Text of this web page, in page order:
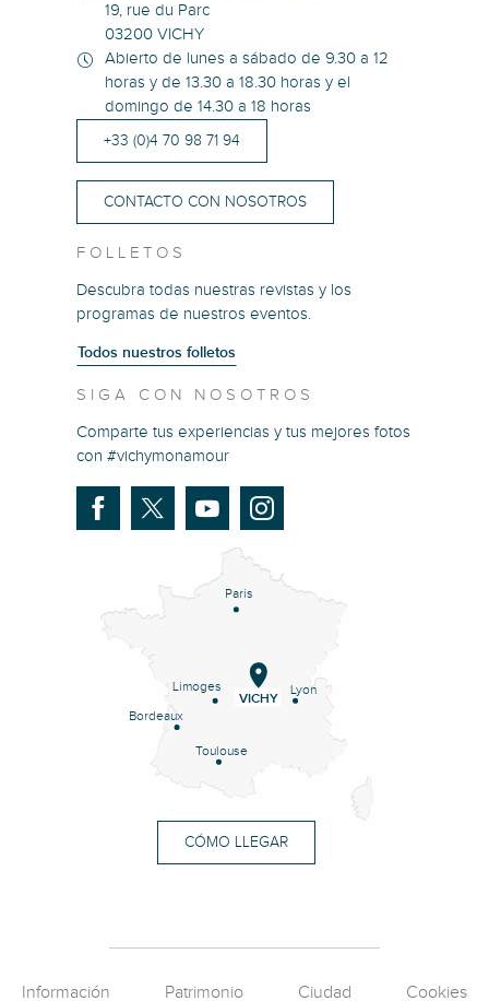
19, rue du Parc
03200 VICHY
Abierto de lunes a sábado de 9.30 a 12
horas y de 13.30 a 18.30 horas y el
domingo de 14.30 a 18 horas
+33 (0)4 70 98 71 94
CONTACTO CON NOSOTROS
FOLLETOS
Descubra todas nuestras revistas y los
programas de nuestros eventos.
Todos nuestros folletos
SIGA CON NOSOTROS
Comparte tus experiencias y tus mejores fotos
con #vichymonamour
Paris
Lyon
Limoges
Bordeaux
Toulouse
VICHY
CÓMO LLEGAR
Información Patrimonio Ciudad Cookies